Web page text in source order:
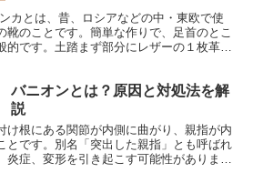
、革を硬く脆くします。また、エチレン
化させたり、シミを作ったりすることもあ
を保管する際には、エチレングリコールを
カとは、昔、ロシアなどの中・東欧で使
靴のことです。簡単な作りで、足首のとこ
です。土踏まず部分にレザーの１枚革を
にくいので、農作業や牧畜に従事する人々
。また、雪が降り積もる地域では、足を冷
れました。
バニオンとは？原因と対処法を解
説
け根にある関節が内側に曲がり、親指が内
とです。別名「突出した親指」とも呼ばれ
炎症、変形を引き起こす可能性がありま